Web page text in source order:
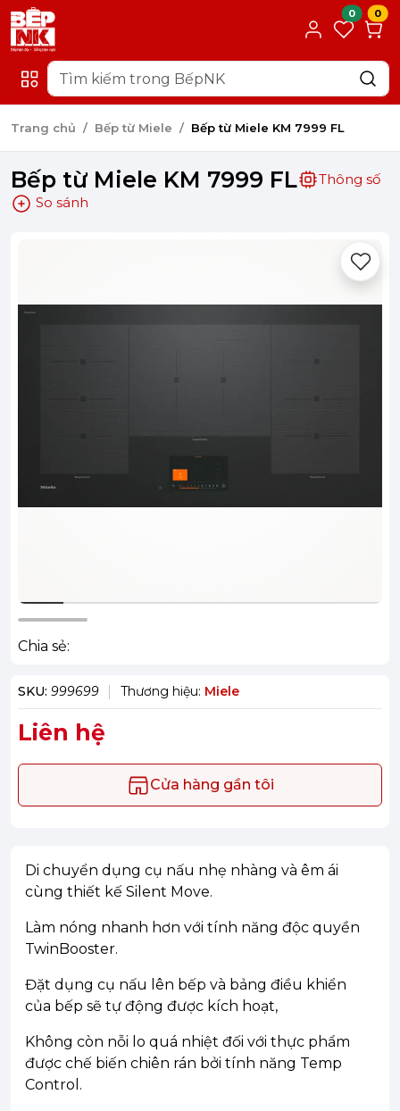
0 0
Trang chủ Bếp từ Miele Bếp từ Miele KM 7999 FL
Bếp từ Miele KM 7999 FL
Thông số
So sánh
Chia sẻ:
SKU: 999699 Thương hiệu: Miele
Liên hệ
Cửa hàng gần tôi
Di chuyển dụng cụ nấu nhẹ nhàng và êm ái
cùng thiết kế Silent Move.
Làm nóng nhanh hơn với tính năng độc quyền
TwinBooster.
Đặt dụng cụ nấu lên bếp và bảng điều khiển
của bếp sẽ tự động được kích hoạt,
Không còn nỗi lo quá nhiệt đối với thực phẩm
được chế biến chiên rán bởi tính năng Temp
Control.